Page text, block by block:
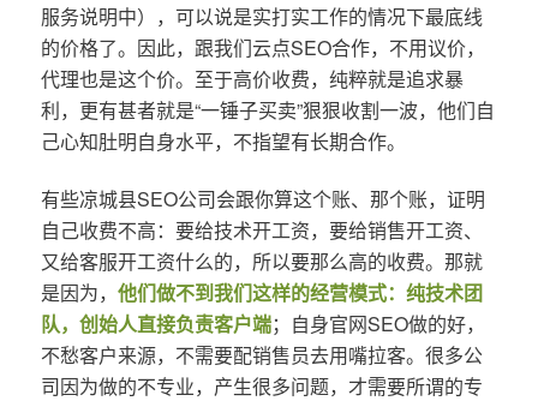
服务说明中），可以说是实打实工作的情况下最底线
的价格了。因此，跟我们云点SEO合作，不用议价，
代理也是这个价。至于高价收费，纯粹就是追求暴
利，更有甚者就是“一锤子买卖”狠狠收割一波，他们自
己心知肚明自身水平，不指望有长期合作。
有些凉城县SEO公司会跟你算这个账、那个账，证明
自己收费不高：要给技术开工资，要给销售开工资、
又给客服开工资什么的，所以要那么高的收费。那就
是因为， 他们做不到我们这样的经营模式：纯技术团
队，创始人直接负责客户端；自身官网SEO做的好，
不愁客户来源，不需要配销售员去用嘴拉客。很多公
司因为做的不专业，产生很多问题，才需要所谓的专